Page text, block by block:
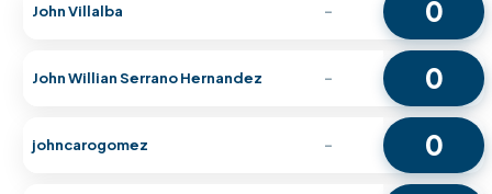
John Villalba - 0
John Willian Serrano Hernandez - 0
johncarogomez - 0